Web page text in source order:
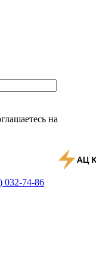
на
032-74-86